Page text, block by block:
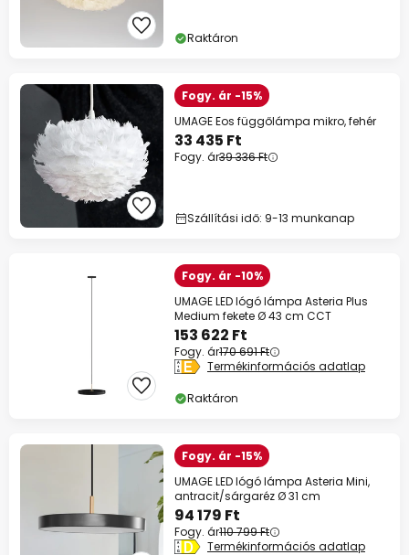
Raktáron
Fogy. ár -15%
UMAGE Eos függőlámpa mikro, fehér
33 435 Ft
Fogy. ár39 336 Ft
Szállítási idő: 9-13 munkanap
Fogy. ár -10%
UMAGE LED lógó lámpa Asteria Plus
Medium fekete Ø 43 cm CCT
153 622 Ft
Fogy. ár170 691 Ft
Termékinformációs adatlap
Raktáron
Fogy. ár -15%
UMAGE LED lógó lámpa Asteria Mini,
antracit/sárgaréz Ø 31 cm
94 179 Ft
Fogy. ár110 799 Ft
Termékinformációs adatlap